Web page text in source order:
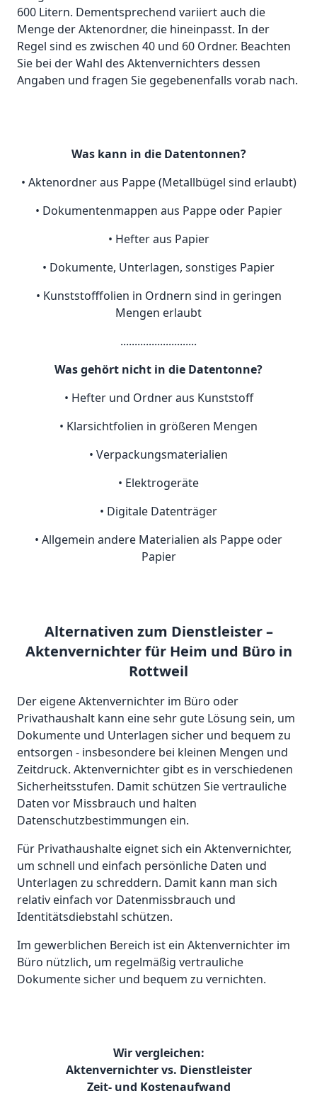
600 Litern. Dementsprechend variiert auch die
Menge der Aktenordner, die hineinpasst. In der
Regel sind es zwischen 40 und 60 Ordner. Beachten
Sie bei der Wahl des Aktenvernichters dessen
Angaben und fragen Sie gegebenenfalls vorab nach.
Was kann in die Datentonnen?
• Aktenordner aus Pappe (Metallbügel sind erlaubt)
• Dokumentenmappen aus Pappe oder Papier
• Hefter aus Papier
• Dokumente, Unterlagen, sonstiges Papier
• Kunststofffolien in Ordnern sind in geringen
Mengen erlaubt
...........................
Was gehört nicht in die Datentonne?
• Hefter und Ordner aus Kunststoff
• Klarsichtfolien in größeren Mengen
• Verpackungsmaterialien
• Elektrogeräte
• Digitale Datenträger
• Allgemein andere Materialien als Pappe oder
Papier
Alternativen zum Dienstleister –
Aktenvernichter für Heim und Büro in
Rottweil
Der eigene Aktenvernichter im Büro oder
Privathaushalt kann eine sehr gute Lösung sein, um
Dokumente und Unterlagen sicher und bequem zu
entsorgen - insbesondere bei kleinen Mengen und
Zeitdruck. Aktenvernichter gibt es in verschiedenen
Sicherheitsstufen. Damit schützen Sie vertrauliche
Daten vor Missbrauch und halten
Datenschutzbestimmungen ein.
Für Privathaushalte eignet sich ein Aktenvernichter,
um schnell und einfach persönliche Daten und
Unterlagen zu schreddern. Damit kann man sich
relativ einfach vor Datenmissbrauch und
Identitätsdiebstahl schützen.
Im gewerblichen Bereich ist ein Aktenvernichter im
Büro nützlich, um regelmäßig vertrauliche
Dokumente sicher und bequem zu vernichten.
Wir vergleichen:
Aktenvernichter vs. Dienstleister
Zeit- und Kostenaufwand